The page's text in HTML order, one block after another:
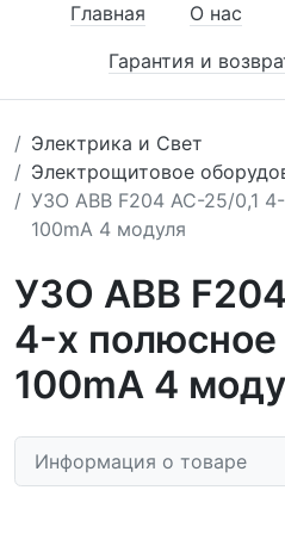
Главная О нас
Гарантия и
Электрика и Свет
Электрощитовое
УЗО ABB F204 AC-25/0,1
100mA 4 модуля
УЗО ABB
4-х полюсное
100mA 4
Информация о товаре